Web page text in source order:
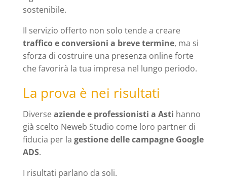
sostenibile.
Il servizio offerto non solo tende a creare
traffico e conversioni a breve termine, ma si
sforza di costruire una presenza online forte
che favorirà la tua impresa nel lungo periodo.
La prova è nei risultati
Diverseaziende e professionisti a Asti hanno
già scelto Neweb Studio come loro partner di
fiducia per la gestione delle campagne Google
ADS.
I risultati parlano da soli.